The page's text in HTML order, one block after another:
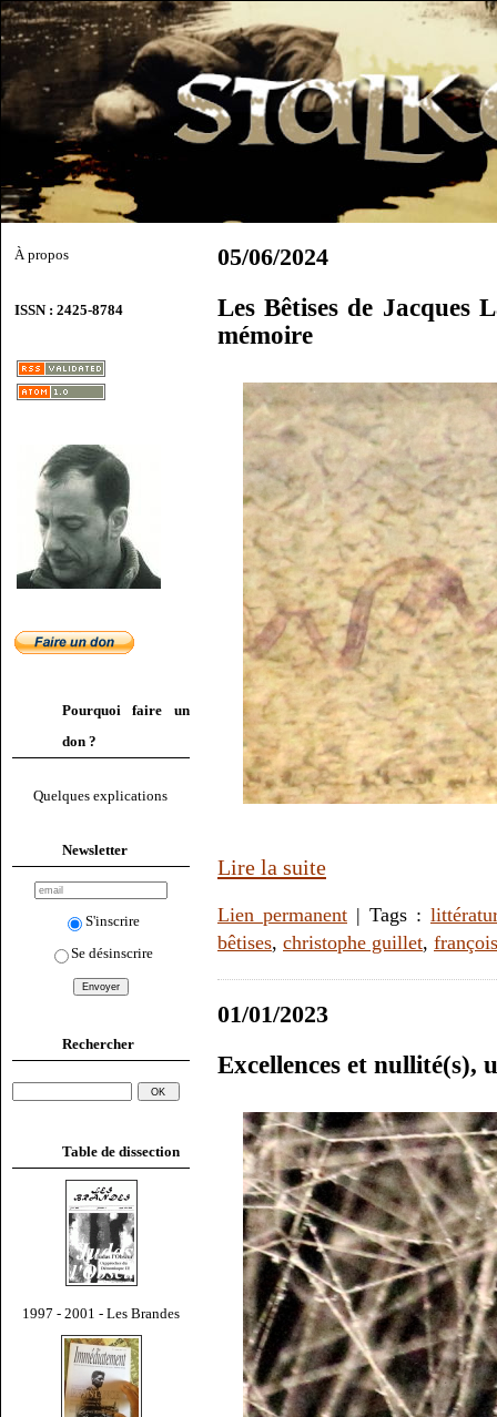
À propos
ISSN : 2425-8784
Pourquoi faire un
don ?
Quelques explications
Newsletter
S'inscrire
Se désinscrire
Rechercher
Table de dissection
1997 - 2001 - Les Brandes
05/06/2024
Les Bêtises de Jacques
mémoire
Lire la suite
Lien permanent | Tags :
bêtises, christophe guillet,
01/01/2023
Excellences et nullité(s),